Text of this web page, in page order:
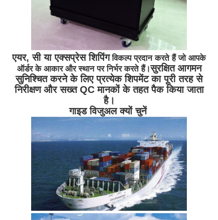
एयर, सी या एक्सप्रेस शिपिंगविकल्प प्रदान करते हैं जो आपके
ऑर्डर के आकार और स्थान पर निर्भर करते हैं।सुरक्षित आगमन
सुनिश्चित करने के लिए प्रत्येक शिपमेंट का पूरी तरह से
निरीक्षण और सख्त QC मानकों के तहत पैक किया जाता
है।
गाइड विजुअल क्यों चुनें